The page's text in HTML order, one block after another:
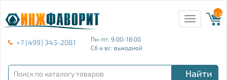
+7 (499) 343-2081
Пн-пт: 9:00-18:00
Сб и вс: выходной
Toggle
navigation
{{
Найти